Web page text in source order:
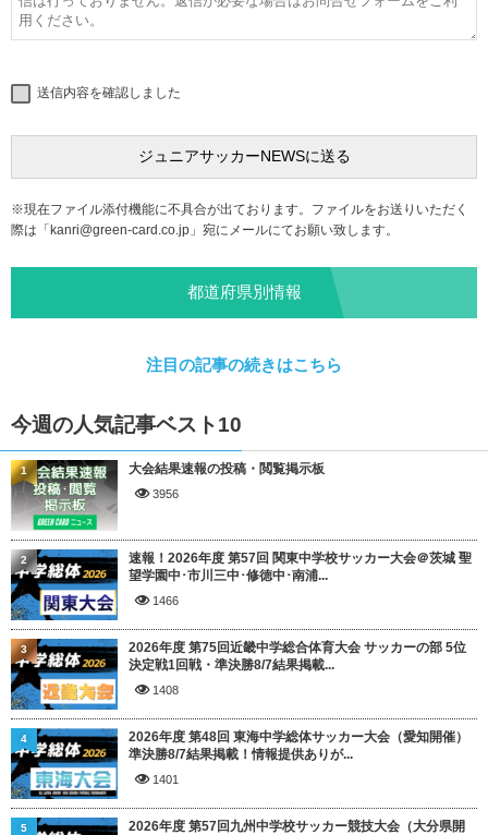
送信内容を確認しました
※現在ファイル添付機能に不具合が出ております。ファイルをお送りいただく
際は「kanri@green-card.co.jp 」宛にメールにてお願い致します。
都道府県別情報
注目の記事の続きはこちら
今週の人気記事ベスト10
大会結果速報の投稿・閲覧掲示板
3956
1
速報！2026年度 第57回 関東中学校サッカー大会＠茨城 聖
望学園中･市川三中･修徳中･南浦...
1466
2
2026年度 第75回近畿中学総合体育大会 サッカーの部 5位
決定戦1回戦・準決勝8/7結果掲載...
1408
3
2026年度 第48回 東海中学総体サッカー大会（愛知開催）
準決勝8/7結果掲載！情報提供ありが...
1401
4
2026年度 第57回九州中学校サッカー競技大会（大分県開
5